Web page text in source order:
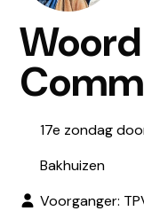
17e zondag
Bakhuizen
Voorganger: